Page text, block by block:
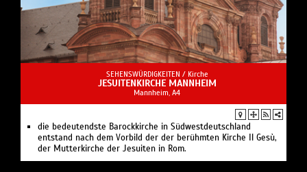
SEHENSWÜRDIGKEITEN / Kirche
JESUITENKIRCHE MANNHEIM
Mannheim, A4
die bedeutendste Barockkirche in Südwestdeutschland
entstand nach dem Vorbild der der berühmten Kirche Il Gesù,
der Mutterkirche der Jesuiten in Rom.